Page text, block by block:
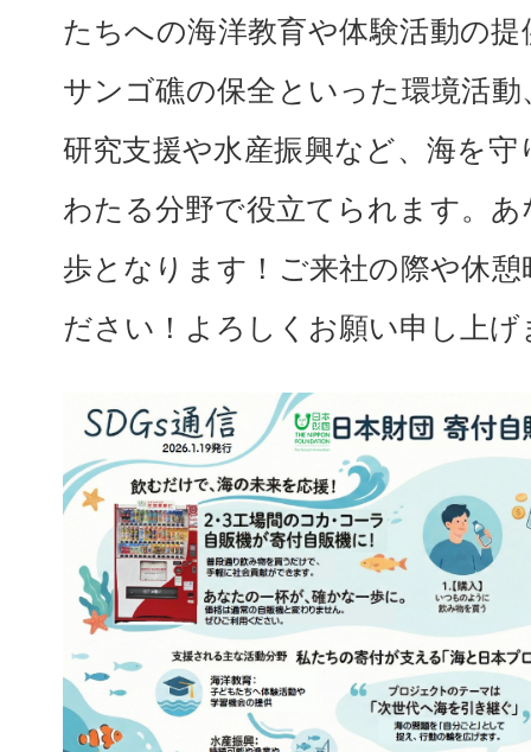
たちへの海洋教育や体験活動の
サンゴ礁の保全といった環境活
研究支援や水産振興など、海を
わたる分野で役立てられます。
歩となります！ご来社の際や休
ださい！よろしくお願い申し上げ